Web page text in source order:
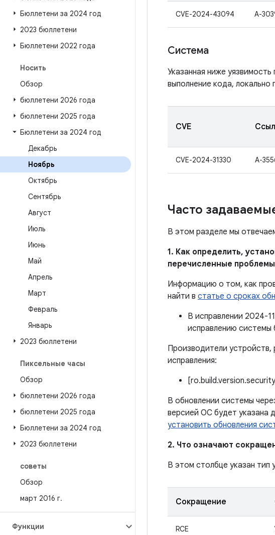
Бюллетени за 2024 год
2023 бюллетени
Бюллетени 2022 года
Носить
Обзор
бюллетени 2026 года
бюллетени 2025 года
Бюллетени за 2024 год
Декабрь
Ноябрь
Октябрь
Сентябрь
Август
Июль
Июнь
Май
Апрель
Март
Февраль
Январь
2023 бюллетени
Пиксельные часы
Обзор
бюллетени 2026 года
бюллетени 2025 года
Бюллетени за 2024 год
2023 бюллетени
советы
Обзор
март 2016 г.
Функции
CVE-2024-43094 A-
Система
Указанная ниже
выполнение кода, локально
CVE
CVE-2024-31330 A-
Часто
В этом разделе мы
1. Как определить,
перечисленные
Информацию о том, как
найти в статье о сроках
В исправлении 2024-
исправлению системы
Производители
исправления:
В обновлении системы
версией ОС будет указана
установить обновления
2. Что означают
В этом столбце указан
Сокращение
RCE